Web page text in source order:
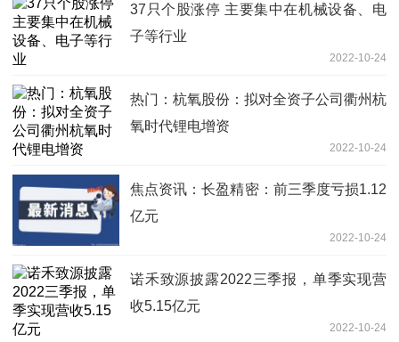
37只个股涨停 主要集中在机械设备、电
子等行业
2022-10-24
热门：杭氧股份：拟对全资子公司衢州杭
氧时代锂电增资
2022-10-24
焦点资讯：长盈精密：前三季度亏损1.12
亿元
2022-10-24
诺禾致源披露2022三季报，单季实现营
收5.15亿元
2022-10-24